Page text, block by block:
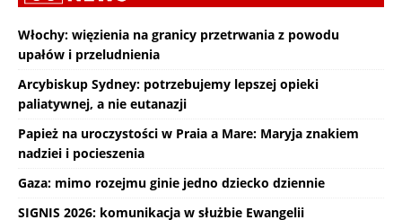
Włochy: więzienia na granicy przetrwania z powodu
upałów i przeludnienia
Arcybiskup Sydney: potrzebujemy lepszej opieki
paliatywnej, a nie eutanazji
Papież na uroczystości w Praia a Mare: Maryja znakiem
nadziei i pocieszenia
Gaza: mimo rozejmu ginie jedno dziecko dziennie
SIGNIS 2026: komunikacja w służbie Ewangelii